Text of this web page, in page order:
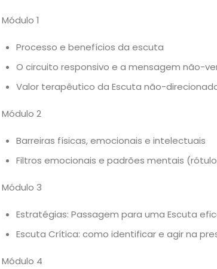
Módulo 1
Processo e benefícios da escuta
O circuito responsivo e a mensagem não-
Valor terapêutico da Escuta não-
Módulo 2
Barreiras físicas, emocionais e intelectuais
Filtros emocionais e padrões mentais
Módulo 3
Estratégias: Passagem para uma Escuta
Escuta Crítica: como identificar e agir na
Módulo 4